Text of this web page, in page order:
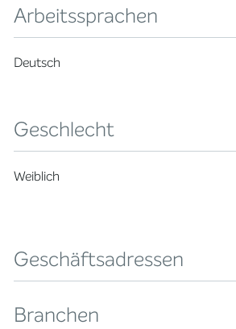
Arbeitssprachen
Deutsch
Geschlecht
Weiblich
Geschäftsadressen
Branchen